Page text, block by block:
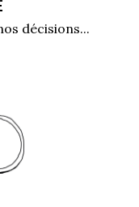
décisions...